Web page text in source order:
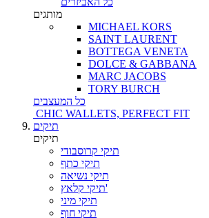
מותגים
MICHAEL KORS
SAINT LAURENT
BOTTEGA VENETA
DOLCE & GABBANA
MARC JACOBS
TORY BURCH
כל המעצבים
CHIC WALLETS, PERFECT FIT
תיקים
תיקים
תיקי קרוסבודי
תיקי כתף
תיקי נשיאה
תיקי קלאץ'
תיקי מיני
תיקי חוף